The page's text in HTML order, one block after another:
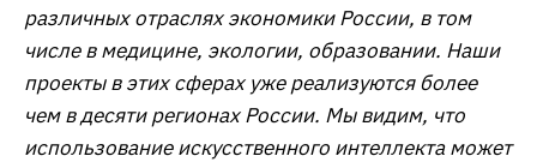
различных отраслях экономики России, в том
числе в медицине, экологии, образовании. Наши
проекты в этих сферах уже реализуются более
чем в десяти регионах России. Мы видим, что
использование искусственного интеллекта может